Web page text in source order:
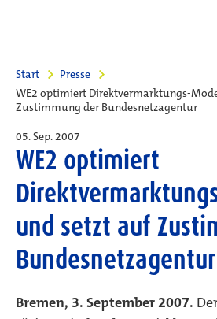
Start
Presse
WE2 optimiert Direktvermarktungs-
Zustimmung der Bundesnetzagentur
05. Sep. 2007
WE2 optimiert
und setzt auf
Bundesnetzagentur
Bremen, 3. September 2007.